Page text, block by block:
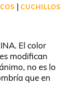
| CUCHILLOS
El color
modifican
no es lo
que en